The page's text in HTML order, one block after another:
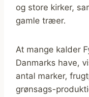
og store kirker,
gamle træer.
At mange kalder
Danmarks have,
antal marker,
grønsags-